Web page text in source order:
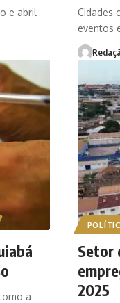
e abril
Cidades
eventos
a
Setor
2025